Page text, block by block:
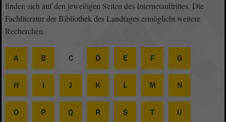
finden sich auf den jeweiligen Seiten des Internetauftrittes. Die
Fachliteratur der Bibliothek des Landtages ermöglicht weitere
Recherchen.
A B C D E F G
H I J K L M N
O P Q R S T U